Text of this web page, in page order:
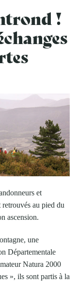
!
et
retrouvés au pied du
ascension.
une
Départementale
Natura 2000
», ils sont partis à la